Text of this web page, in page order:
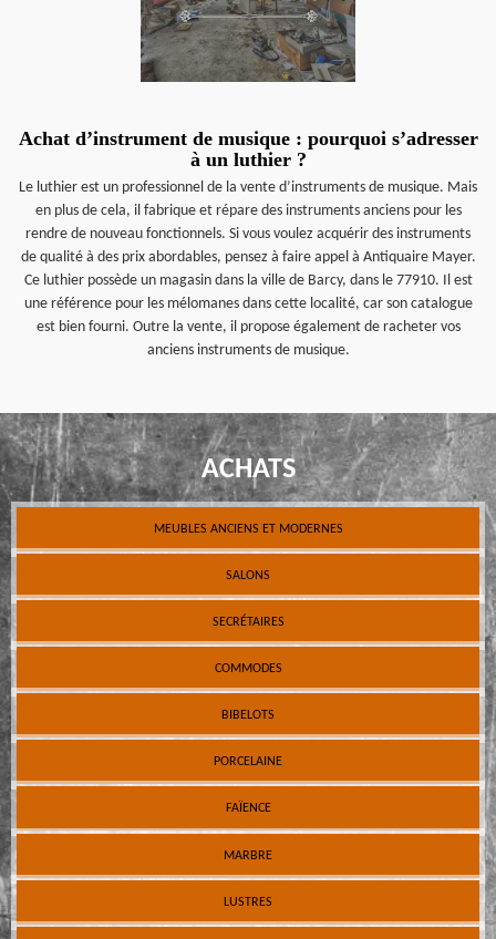
Achat d’instrument de musique : pourquoi s’adresser
à un luthier ?
Le luthier est un professionnel de la vente d’instruments de musique. Mais
en plus de cela, il fabrique et répare des instruments anciens pour les
rendre de nouveau fonctionnels. Si vous voulez acquérir des instruments
de qualité à des prix abordables, pensez à faire appel à Antiquaire Mayer.
Ce luthier possède un magasin dans la ville de Barcy, dans le 77910. Il est
une référence pour les mélomanes dans cette localité, car son catalogue
est bien fourni. Outre la vente, il propose également de racheter vos
anciens instruments de musique.
ACHATS
MEUBLES ANCIENS ET MODERNES
SALONS
SECRÉTAIRES
COMMODES
BIBELOTS
PORCELAINE
FAÏENCE
MARBRE
LUSTRES